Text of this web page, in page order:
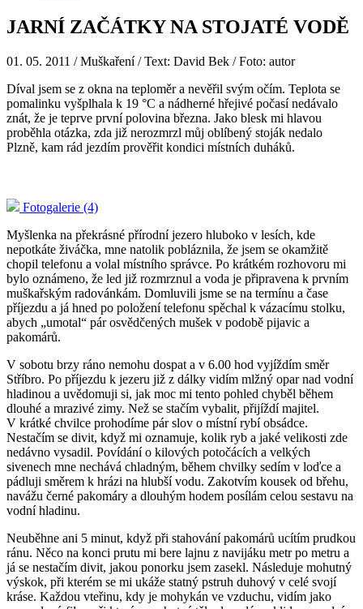
JARNÍ ZAČÁTKY NA STOJATÉ VODĚ
01. 05. 2011 / Muškaření / Text: David Bek / Foto: autor
Díval jsem se z okna na teploměr a nevěřil svým očím. Teplota se
pomalinku vyšplhala k 19 °C a nádherné hřejivé počasí nedávalo
znát, že je teprve první polovina března. Jako blesk mi hlavou
proběhla otázka, zda již nerozmrzl můj oblíbený stoják nedalo
Plzně, kam rád jezdím prověřit kondici místních duháků.
Fotogalerie (4)
Myšlenka na překrásné přírodní jezero hluboko v lesích, kde
nepotkáte živáčka, mne natolik pobláznila, že jsem se okamžitě
chopil telefonu a volal místního správce. Po krátkém rozhovoru mi
bylo oznámeno, že led již rozmrznul a voda je připravena k prvním
muškařským radovánkám. Domluvili jsme se na termínu a čase
příjezdu a já hned po položení telefonu spěchal k vázacímu stolku,
abych „umotal“ pár osvědčených mušek v podobě pijavic a
pakomárů.
V sobotu brzy ráno nemohu dospat a v 6.00 hod vyjíždím směr
Stříbro. Po příjezdu k jezeru již z dálky vidím mlžný opar nad vodní
hladinou a uvědomuji si, jak moc mi tento pohled chyběl během
dlouhé a mrazivé zimy. Než se stačím vybalit, přijíždí majitel.
V krátké chvilce prohodíme pár slov o místní rybí obsádce.
Nestačím se divit, když mi oznamuje, kolik ryb a jaké velikosti zde
nedávno vysadil. Povídání o kilových potočácích a velkých
sivenech mne nechává chladným, během chvilky sedím v loďce a
pádluji směrem k hrázi na hlubší vodu. Zakotvím kousek od břehu,
navážu černé pakomáry a dlouhým hodem posílám celou sestavu na
vodní hladinu.
Neuběhne ani 5 minut, když při stahování pakomárů ucítím prudkou
ránu. Něco na konci prutu mi bere lajnu z navijáku metr po metru a
já se nestačím divit, jakou ponorku jsem zasekl. Následuje mohutný
výskok, při kterém se mi ukáže statný pstruh duhový v celé svojí
kráse. Každou vteřinu, kdy je mohykán ve vzduchu, vidím jako